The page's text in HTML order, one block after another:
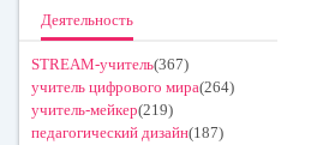
Деятельность
STREAM-учитель(367)
учитель цифрового мира(264)
учитель-мейкер(219)
педагогический дизайн(187)